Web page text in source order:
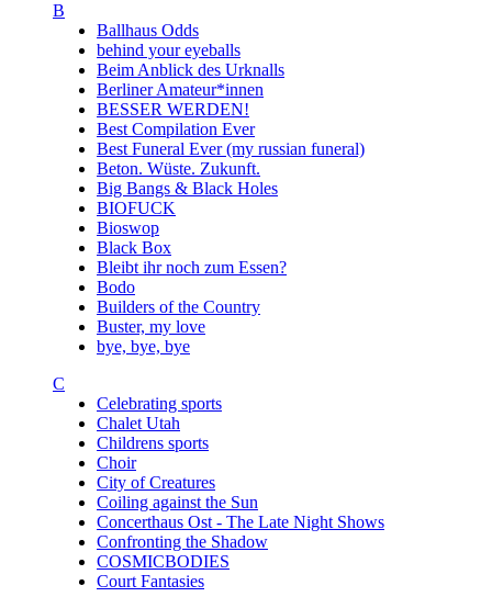
B
Ballhaus Odds
behind your eyeballs
Beim Anblick des Urknalls
Berliner Amateur*innen
BESSER WERDEN!
Best Compilation Ever
Best Funeral Ever (my russian funeral)
Beton. Wüste. Zukunft.
Big Bangs & Black Holes
BIOFUCK
Bioswop
Black Box
Bleibt ihr noch zum Essen?
Bodo
Builders of the Country
Buster, my love
bye, bye, bye
C
Celebrating sports
Chalet Utah
Childrens sports
Choir
City of Creatures
Coiling against the Sun
Concerthaus Ost - The Late Night Shows
Confronting the Shadow
COSMICBODIES
Court Fantasies